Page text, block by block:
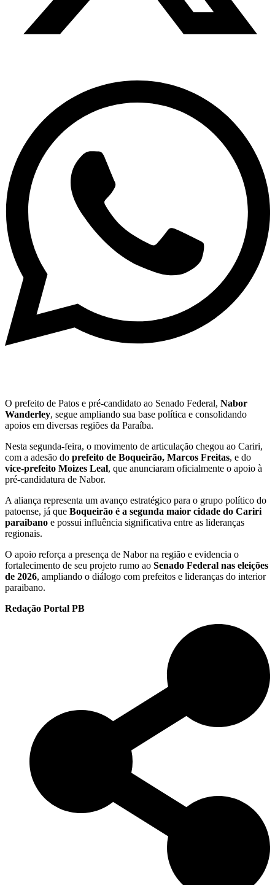
O prefeito de Patos e pré-candidato ao Senado Federal, Nabor
Wanderley, segue ampliando sua base política e consolidando
apoios em diversas regiões da Paraíba.
Nesta segunda-feira, o movimento de articulação chegou ao Cariri,
com a adesão do prefeito de Boqueirão, Marcos Freitas, e do
vice-prefeito Moizes Leal, que anunciaram oficialmente o apoio à
pré-candidatura de Nabor.
A aliança representa um avanço estratégico para o grupo político do
patoense, já que Boqueirão é a segunda maior cidade do Cariri
paraibano e possui influência significativa entre as lideranças
regionais.
O apoio reforça a presença de Nabor na região e evidencia o
fortalecimento de seu projeto rumo ao Senado Federal nas eleições
de 2026, ampliando o diálogo com prefeitos e lideranças do interior
paraibano.
Redação Portal PB